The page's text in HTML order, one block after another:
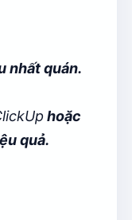
nhất quán.
hoặc
quả.